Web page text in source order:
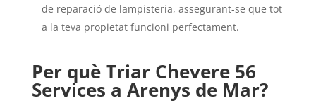
de reparació de lampisteria, assegurant-se que tot
a la teva propietat funcioni perfectament.
Per què Triar Chevere 56
Services a Arenys de Mar?